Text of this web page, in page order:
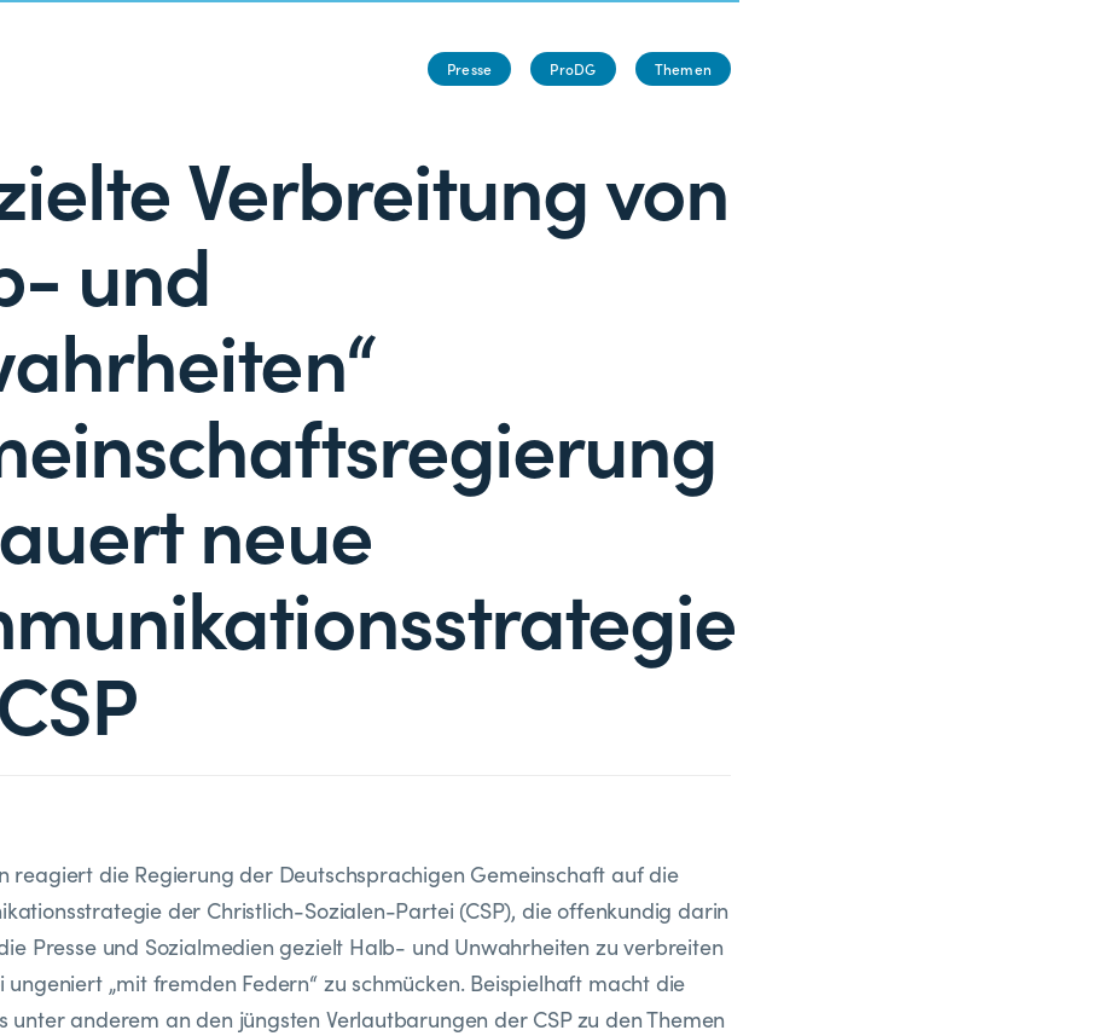
Presse ProDG Themen
Verbreitung von
und
neue
reagiert die Regierung der Deutschsprachigen Gemeinschaft auf die
der Christlich-Sozialen-Partei (CSP), die offenkundig darin
Presse und Sozialmedien gezielt Halb- und Unwahrheiten zu verbreiten
ungeniert „mit fremden Federn“ zu schmücken. Beispielhaft macht die
unter anderem an den jüngsten Verlautbarungen der CSP zu den Themen